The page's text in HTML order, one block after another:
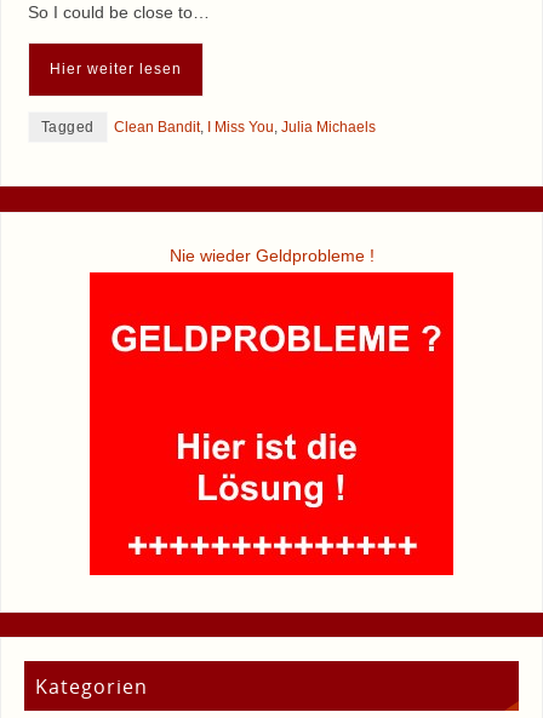
So I could be close to…
Hier weiter lesen
Tagged Clean Bandit, I Miss You, Julia Michaels
Nie wieder Geldprobleme !
Kategorien